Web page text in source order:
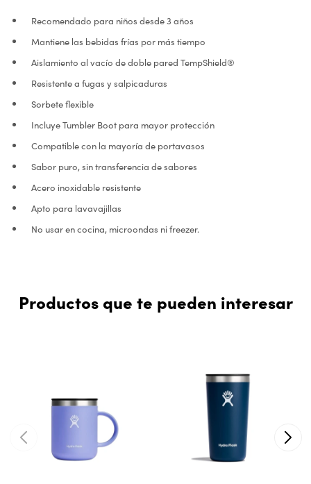
Recomendado para niños desde 3 años
Mantiene las bebidas frías por más tiempo
Aislamiento al vacío de doble pared TempShield®
Resistente a fugas y salpicaduras
Sorbete flexible
Incluye Tumbler Boot para mayor protección
Compatible con la mayoría de portavasos
Sabor puro, sin transferencia de sabores
Acero inoxidable resistente
Apto para lavavajillas
No usar en cocina, microondas ni freezer.
Productos que te pueden interesar